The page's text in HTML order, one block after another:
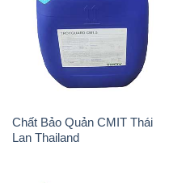
Chất Bảo Quản CMIT Thái
Lan Thailand